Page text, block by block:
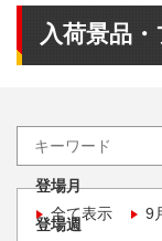
入荷景品
登場月
全て表示
9
登場週